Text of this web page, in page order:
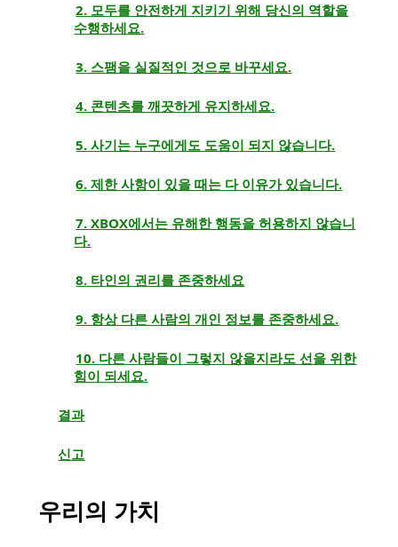
2. 모두를 안전하게 지키기 위해 당신의 역할을
수행하세요.
3. 스팸을 실질적인 것으로 바꾸세요.
4. 콘텐츠를 깨끗하게 유지하세요.
5. 사기는 누구에게도 도움이 되지 않습니다.
6. 제한 사항이 있을 때는 다 이유가 있습니다.
7. XBOX에서는 유해한 행동을 허용하지 않습니
다.
8. 타인의 권리를 존중하세요
9. 항상 다른 사람의 개인 정보를 존중하세요.
10. 다른 사람들이 그렇지 않을지라도 선을 위한
힘이 되세요.
결과
신고
우리의 가치